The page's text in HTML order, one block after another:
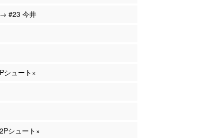
#23 今井
シュート×
シュート×